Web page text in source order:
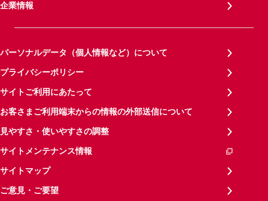
企業情報
パーソナルデータ（個人情報など）について
プライバシーポリシー
サイトご利用にあたって
お客さまご利用端末からの情報の外部送信について
見やすさ・使いやすさの調整
サイトメンテナンス情報
サイトマップ
ご意見・ご要望